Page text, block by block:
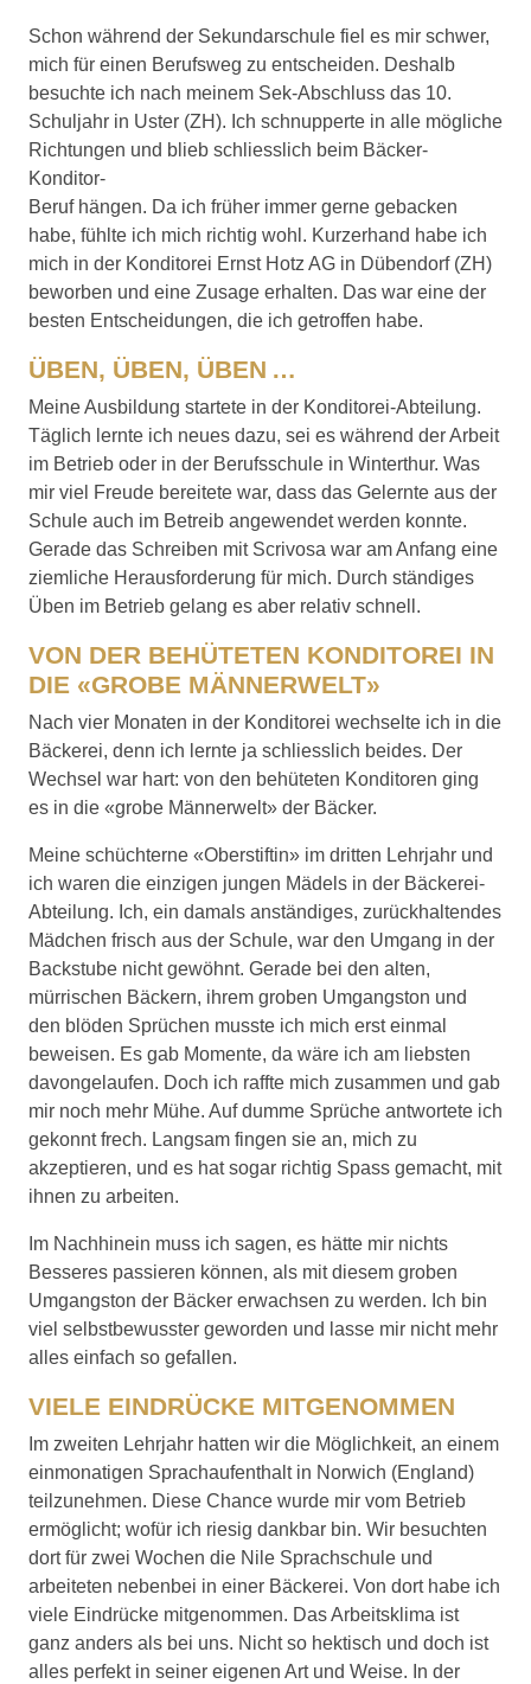
Schon während der Sekundarschule fiel es mir schwer,
mich für einen Berufsweg zu entscheiden. Deshalb
besuchte ich nach meinem Sek-Abschluss das 10.
Schuljahr in Uster (ZH). Ich schnupperte in alle mögliche
Richtungen und blieb schliesslich beim Bäcker-
Konditor-
Beruf hängen. Da ich früher immer gerne gebacken
habe, fühlte ich mich richtig wohl. Kurzerhand habe ich
mich in der Konditorei Ernst Hotz AG in Dübendorf (ZH)
beworben und eine Zusage erhalten. Das war eine der
besten Entscheidungen, die ich getroffen habe.
ÜBEN, ÜBEN, ÜBEN …
Meine Ausbildung startete in der Konditorei-Abteilung.
Täglich lernte ich neues dazu, sei es während der Arbeit
im Betrieb oder in der Berufsschule in Winterthur. Was
mir viel Freude bereitete war, dass das Gelernte aus der
Schule auch im Betreib angewendet werden konnte.
Gerade das Schreiben mit Scrivosa war am Anfang eine
ziemliche Herausforderung für mich. Durch ständiges
Üben im Betrieb gelang es aber relativ schnell.
VON DER BEHÜTETEN KONDITOREI IN
DIE «GROBE MÄNNERWELT»
Nach vier Monaten in der Konditorei wechselte ich in die
Bäckerei, denn ich lernte ja schliesslich beides. Der
Wechsel war hart: von den behüteten Konditoren ging
es in die «grobe Männerwelt» der Bäcker.
Meine schüchterne «Oberstiftin» im dritten Lehrjahr und
ich waren die einzigen jungen Mädels in der Bäckerei-
Abteilung. Ich, ein damals anständiges, zurückhaltendes
Mädchen frisch aus der Schule, war den Umgang in der
Backstube nicht gewöhnt. Gerade bei den alten,
mürrischen Bäckern, ihrem groben Umgangston und
den blöden Sprüchen musste ich mich erst einmal
beweisen. Es gab Momente, da wäre ich am liebsten
davongelaufen. Doch ich raffte mich zusammen und gab
mir noch mehr Mühe. Auf dumme Sprüche antwortete ich
gekonnt frech. Langsam fingen sie an, mich zu
akzeptieren, und es hat sogar richtig Spass gemacht, mit
ihnen zu arbeiten.
Im Nachhinein muss ich sagen, es hätte mir nichts
Besseres passieren können, als mit diesem groben
Umgangston der Bäcker erwachsen zu werden. Ich bin
viel selbstbewusster geworden und lasse mir nicht mehr
alles einfach so gefallen.
VIELE EINDRÜCKE MITGENOMMEN
Im zweiten Lehrjahr hatten wir die Möglichkeit, an einem
einmonatigen Sprachaufenthalt in Norwich (England)
teilzunehmen. Diese Chance wurde mir vom Betrieb
ermöglicht; wofür ich riesig dankbar bin. Wir besuchten
dort für zwei Wochen die Nile Sprachschule und
arbeiteten nebenbei in einer Bäckerei. Von dort habe ich
viele Eindrücke mitgenommen. Das Arbeitsklima ist
ganz anders als bei uns. Nicht so hektisch und doch ist
alles perfekt in seiner eigenen Art und Weise. In der